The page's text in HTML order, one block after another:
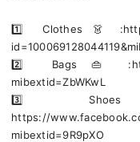
1️⃣ Clothes 👗
2️⃣ Bags 👜 :https://
mibextid=ZbWKwL
3️⃣
https://
mibextid=9R9pXO